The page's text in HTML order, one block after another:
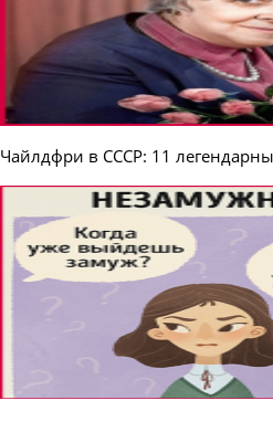
Чайлдфри в СССР: 11